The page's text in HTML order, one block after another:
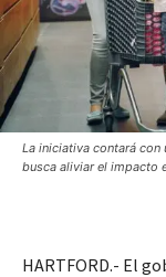
La iniciativa contará
busca aliviar el impacto
HARTFORD.- El